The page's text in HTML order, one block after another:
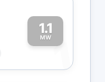
1.1
MW1